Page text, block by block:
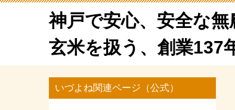
神戸で安心、安全な
玄米を扱う、創業137
いづよね関連ページ（公式）